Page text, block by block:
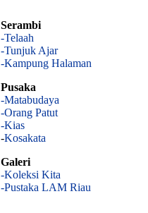
Serambi
-Telaah
-Tunjuk Ajar
-Kampung Halaman
Pusaka
-Matabudaya
-Orang Patut
-Kias
-Kosakata
Galeri
-Koleksi Kita
-Pustaka LAM Riau